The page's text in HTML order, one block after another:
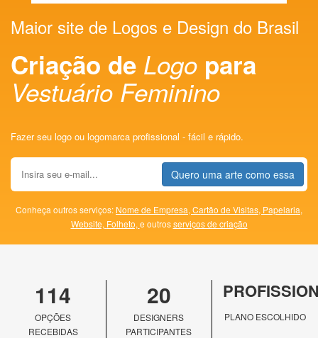
Maior site de Logos e Design do Brasil
Criação de Logo para
Vestuário Feminino
Fazer seu logo ou logomarca profissional - fácil e rápido.
Quero uma arte como essa
Conheça outros serviços: Nome de Empresa, Cartão de Visitas, Papelaria,
Website, Folheto, e outrosserviços de criação
114
OPÇÕES
RECEBIDAS
20
DESIGNERS
PARTICIPANTES
PLANO ESCOLHIDO